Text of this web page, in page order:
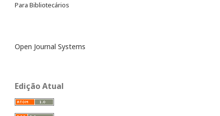
Para Bibliotecários
Open Journal Systems
Edição Atual